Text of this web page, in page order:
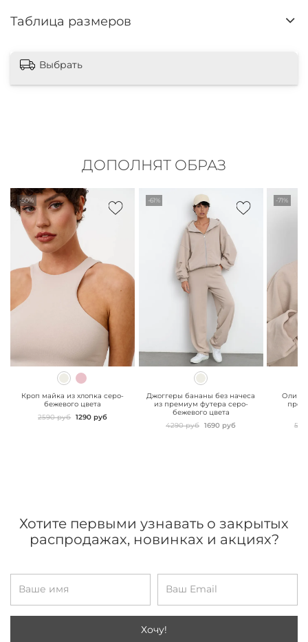
Таблица размеров
Выбрать
ДОПОЛНЯТ ОБРАЗ
-50%
" class="js-prevent-
Кроп майка из хлопка серо-
бежевого цвета
2590 руб 1290 руб
-61%
" class="js-prevent-
Джоггеры бананы без начеса
из премиум футера серо-
бежевого цвета
4290 руб 1690 руб
-71%
Хотите первыми узнавать о закрытых
распродажах, новинках и акциях?
Хочу!